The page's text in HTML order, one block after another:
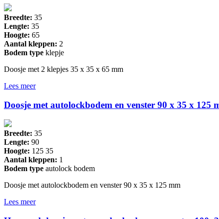
Breedte: 35
Lengte: 35
Hoogte: 65
Aantal kleppen: 2
Bodem type klepje
Doosje met 2 klepjes 35 x 35 x 65 mm
Lees meer
Doosje met autolockbodem en venster 90 x 35 x 125
Breedte: 35
Lengte: 90
Hoogte: 125 35
Aantal kleppen: 1
Bodem type autolock bodem
Doosje met autolockbodem en venster 90 x 35 x 125 mm
Lees meer